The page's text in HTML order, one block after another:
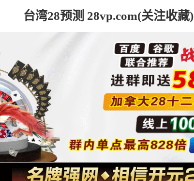
台湾28预测 28vp.com(关注收藏)